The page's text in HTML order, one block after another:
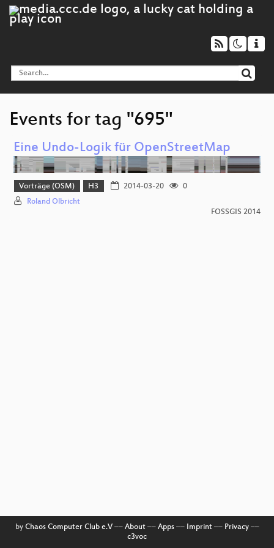
Events for tag "695"
Eine Undo-Logik für OpenStreetMap
Vorträge (OSM) H3 2014-03-20
0
Roland Olbricht
FOSSGIS 2014
by Chaos Computer Club e.V–– About–– Apps–– Imprint–– Privacy––
c3voc